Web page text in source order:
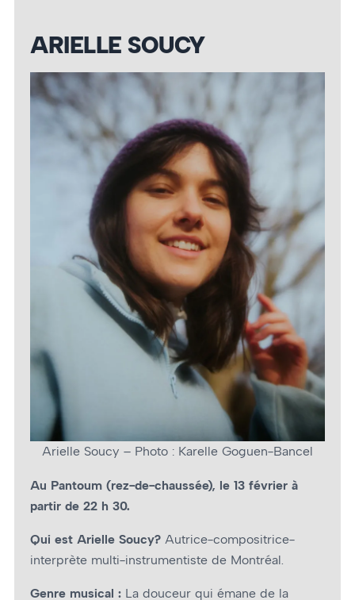
ARIELLE SOUCY
Arielle Soucy – Photo : Karelle Goguen-Bancel
Au Pantoum (rez-de-chaussée), le 13 février à
partir de 22 h 30.
Qui est Arielle Soucy? Autrice-compositrice-
interprète multi-instrumentiste de Montréal.
Genre musical : La douceur qui émane de la